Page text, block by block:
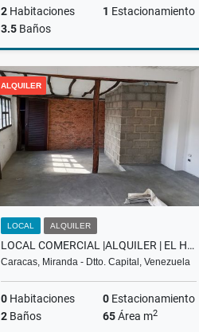
2 Habitaciones 1 Estacionamiento
3.5 Baños
Venta
US$492,940
ALQUILER
LOCAL ALQUILER
LOCAL COMERCIAL |ALQUILER | EL HATILLO |
Caracas, Miranda - Dtto. Capital, Venezuela
0 Habitaciones 0 Estacionamiento
2 Baños 65Área m2